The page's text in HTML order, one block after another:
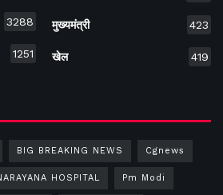
3288
1251
मुख्यमंत्री 423
खेल 419
BIG BREAKING NEWS Cgnews
HOSPITAL Pm Modi